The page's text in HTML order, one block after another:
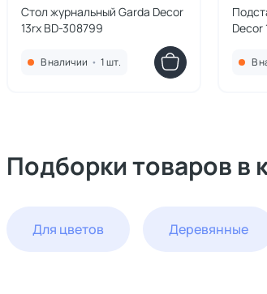
Стол журнальный Garda Decor
13rx BD-308799
В наличии • 1 шт.
Decor
В
Подборки товаров в
Для цветов Деревянные